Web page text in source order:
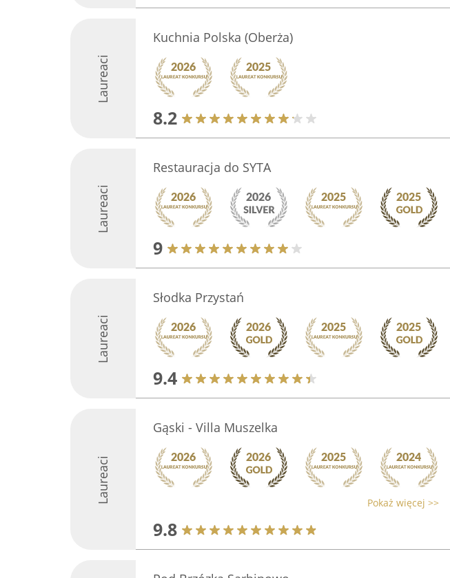
Laureaci
Kuchnia Polska (Oberża)
8.2
Laureaci
Restauracja do SYTA
9
Laureaci
Słodka Przystań
9.4
Laureaci
Gąski - Villa Muszelka
Pokaż więcej >>
9.8